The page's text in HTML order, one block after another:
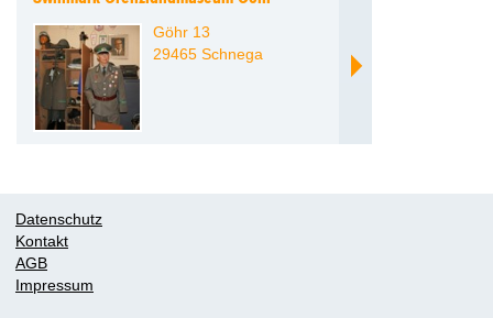
Göhr 13
29465 Schnega
Datenschutz
Kontakt
AGB
Impressum